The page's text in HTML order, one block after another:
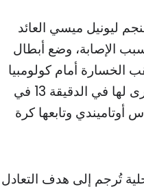
ليونيل ميسي العائد
الإصابة، وضع أبطال
الخسارة أمام كولومبيا
1-2 في الجولة الثامنة، عندما تسببت ركلة حرة جانبية انبرى لها في الدقيقة 13 في
وتابعها كرة
تُرجم إلى هدف التعادل